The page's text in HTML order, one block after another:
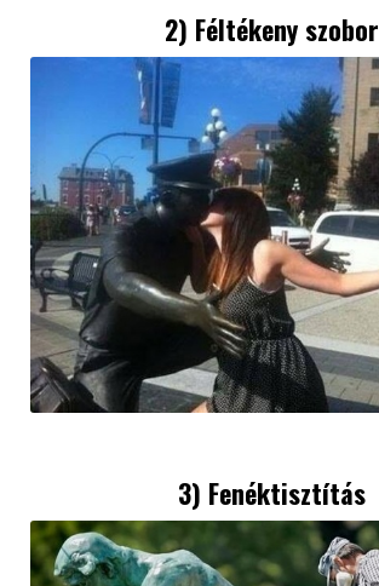
2) Féltékeny szobor
3) Fenéktisztítás